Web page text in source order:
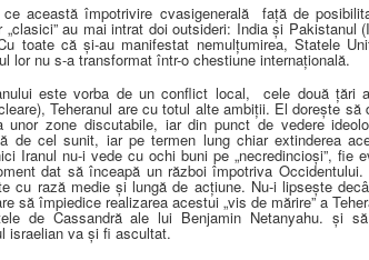
această împotrivire cvasigenerală
faţă de
au mai intrat doi outsideri: India şi Pakistanul
toate că şi-au manifestat nemulţumirea, Statele
lor nu s-a transformat într-o chestiune internaţională.
este vorba de un conflict local,
cele două ţări
Teheranul are cu totul alte ambiţii. El doreşte să
unor zone discutabile, iar din punct de vedere
de cel sunit, iar pe termen lung chiar extinderea
Iranul nu-i vede cu ochi buni pe „necredincioşi”, fie
dat să înceapă un război împotriva Occidentului.
cu rază medie şi lungă de acţiune. Nu-i lipseşte
să împiedice realizarea acestui „vis de mărire” a
de Cassandră ale lui Benjamin Netanyahu. şi
israelian va şi fi ascultat.